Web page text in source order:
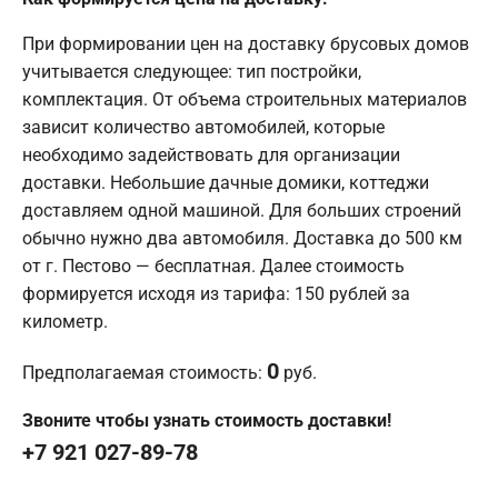
При формировании цен на доставку брусовых домов
учитывается следующее: тип постройки,
комплектация. От объема строительных материалов
зависит количество автомобилей, которые
необходимо задействовать для организации
доставки. Небольшие дачные домики, коттеджи
доставляем одной машиной. Для больших строений
обычно нужно два автомобиля. Доставка до 500 км
от г. Пестово — бесплатная. Далее стоимость
формируется исходя из тарифа: 150 рублей за
километр.
Предполагаемая стоимость: 0 руб.
Звоните чтобы узнать стоимость доставки!
+7 921 027-89-78